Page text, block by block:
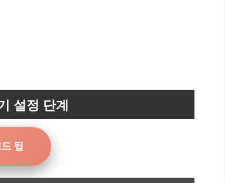
설정 단계
팁